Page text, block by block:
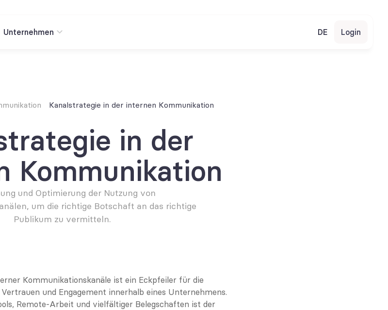
Unternehmen DE Login
Kanalstrategie in der internen Kommunikation
in der
Kommunikation
und Optimierung der Nutzung von
um die richtige Botschaft an das richtige
Publikum zu vermitteln.
Kommunikationskanäle ist ein Eckpfeiler für die
und Engagement innerhalb eines Unternehmens.
Remote-Arbeit und vielfältiger Belegschaften ist der